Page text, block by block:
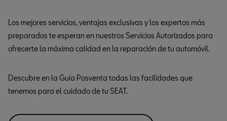
Los mejores servicios, ventajas exclusivas y los expertos más
preparados te esperan en nuestros Servicios Autorizados para
ofrecerte la máxima calidad en la reparación de tu automóvil.
Descubre en la Guía Posventa todas las facilidades que
tenemos para el cuidado de tu SEAT.